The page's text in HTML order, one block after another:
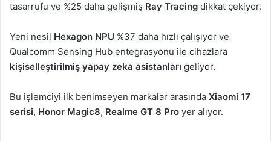
tasarrufu ve %25 daha gelişmiş Ray Tracing dikkat çekiyor.
Yeni nesil Hexagon NPU %37 daha hızlı çalışıyor ve
Qualcomm Sensing Hub entegrasyonu ile cihazlara
kişiselleştirilmiş yapay zeka asistanları geliyor.
Bu işlemciyi ilk benimseyen markalar arasında Xiaomi 17
serisi, Honor Magic8, Realme GT 8 Pro yer alıyor.